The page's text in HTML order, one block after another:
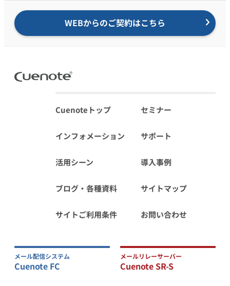
WEBからのご契約はこちら
Cuenoteトップ セミナー
インフォメーション サポート
活用シーン 導入事例
ブログ・各種資料 サイトマップ
サイトご利用条件 お問い合わせ
メール配信システム
Cuenote FC
メールリレーサーバー
Cuenote SR-S